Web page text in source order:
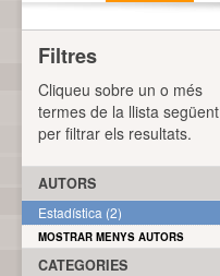
Filtres
Cliqueu sobre un o més
termes de la llista següent
per filtrar els resultats.
AUTORS
Estadística (2)
MOSTRAR MENYS AUTORS
CATEGORIES